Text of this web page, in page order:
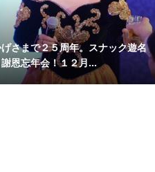
さまで２５周年。スナック遊名
謝恩忘年会！１２月...